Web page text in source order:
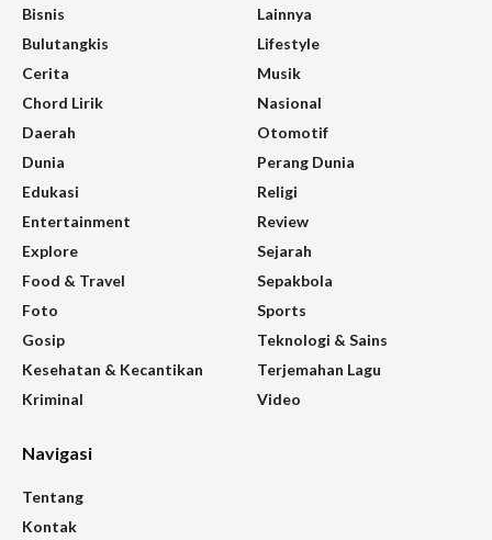
Bisnis
Bulutangkis
Cerita
Chord Lirik
Daerah
Dunia
Edukasi
Entertainment
Explore
Food & Travel
Foto
Gosip
Kesehatan & Kecantikan
Kriminal
Lainnya
Lifestyle
Musik
Nasional
Otomotif
Perang Dunia
Religi
Review
Sejarah
Sepakbola
Sports
Teknologi & Sains
Terjemahan Lagu
Video
Navigasi
Tentang
Kontak